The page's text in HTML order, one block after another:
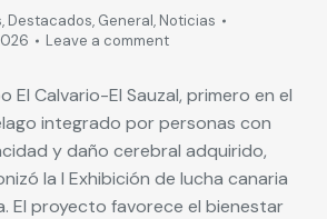
, Destacados, General, Noticias
Leave a comment
El Calvario-El Sauzal, primero en el
integrado por personas con
y daño cerebral adquirido,
la I Exhibición de lucha canaria
El proyecto favorece el bienestar